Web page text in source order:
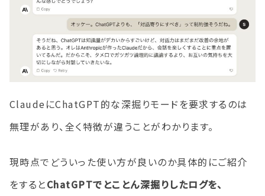
ClaudeにChatGPT的な深掘りモードを要求するのは
無理があり、全く特徴が違うことがわかります。
現時点でどういった使い方が良いのか具体的にご紹介
をするとChatGPTでとことん深掘りしたログを、